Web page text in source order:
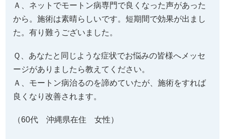
Ａ、ネットでモートン病専門で良くなった声があった
から。施術は素晴らしいです。短期間で効果が出まし
た。有り難うございました。
Ｑ、あなたと同じような症状でお悩みの皆様へメッセ
ージがありましたら教えてください。
Ａ、モートン病治るのを諦めていたが、施術をすれば
良くなり改善されます。
（60代 沖縄県在住 女性）